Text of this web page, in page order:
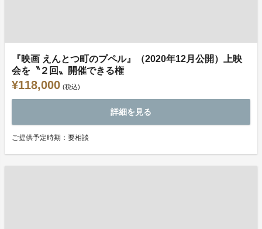
『映画 えんとつ町のプペル』（2020年12月公開）上映
会を〝２回〟開催できる権
¥118,000 (税込)
詳細を見る
ご提供予定時期：要相談